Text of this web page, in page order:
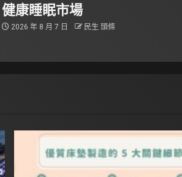
健康睡眠市場
2026 年 8 月 7 日 民生 頭條